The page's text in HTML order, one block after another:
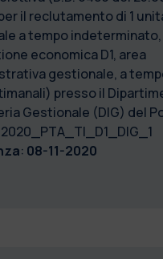
il reclutamento di 1
a tempo
economica D1, area
gestionale, a
presso il
Gestionale (DIG) del
: 08-11-2020